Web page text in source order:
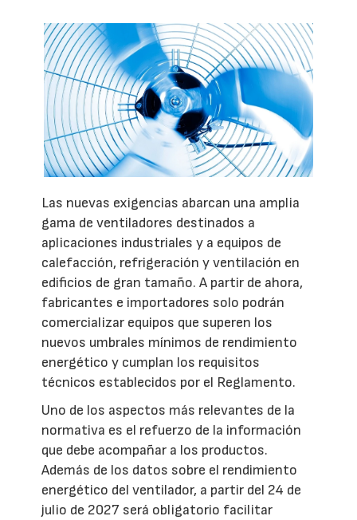
Las nuevas exigencias abarcan una amplia
gama de ventiladores destinados a
aplicaciones industriales y a equipos de
calefacción, refrigeración y ventilación en
edificios de gran tamaño. A partir de ahora,
fabricantes e importadores solo podrán
comercializar equipos que superen los
nuevos umbrales mínimos de rendimiento
energético y cumplan los requisitos
técnicos establecidos por el Reglamento.
Uno de los aspectos más relevantes de la
normativa es el refuerzo de la información
que debe acompañar a los productos.
Además de los datos sobre el rendimiento
energético del ventilador, a partir del 24 de
julio de 2027 será obligatorio facilitar